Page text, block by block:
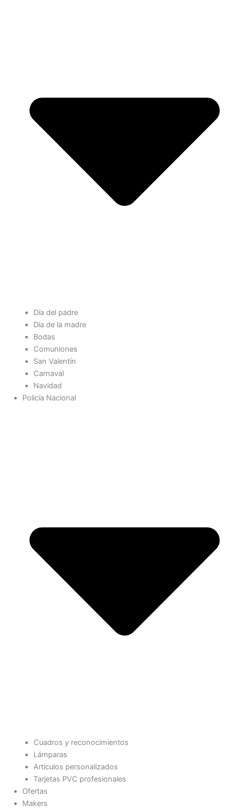
Día del padre
Día de la madre
Bodas
Comuniones
San Valentín
Carnaval
Navidad
Policía Nacional
Cuadros y reconocimientos
Lámparas
Artículos personalizados
Tarjetas PVC profesionales
Ofertas
Makers